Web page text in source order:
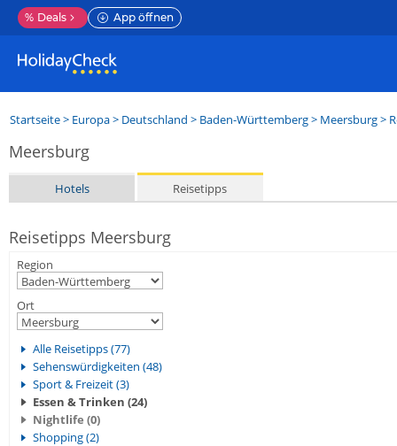
% Deals App öffnen
Startseite> Europa> Deutschland > Baden-Württemberg> Meersburg>
Meersburg
Hotels Reisetipps
Reisetipps Meersburg
Region
Ort
Alle Reisetipps (77)
Sehenswürdigkeiten (48)
Sport & Freizeit (3)
Essen & Trinken (24)
Nightlife (0)
Shopping (2)